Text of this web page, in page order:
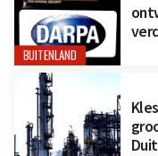
BUITENLAND